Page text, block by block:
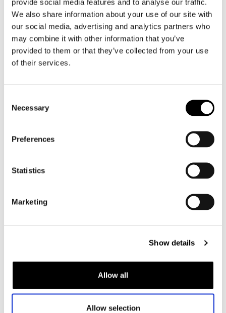
provide social media features and to analyse our traffic.
We also share information about your use of our site with
our social media, advertising and analytics partners who
may combine it with other information that you’ve
provided to them or that they’ve collected from your use
of their services.
Selection
Necessary
Preferences
Statistics
Marketing
Show details
Allow all
Allow selection
Heren
Motorkleding heren
Motorjas heren
Motorbroek heren
Motorhoodie heren
Motorschoenen heren
Motorjas dames
Motorpak dames